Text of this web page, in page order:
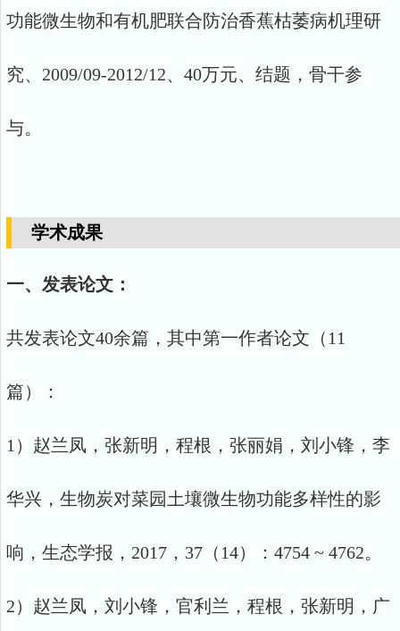
功能微生物和有机肥联合防治香蕉枯萎病机理研
究、2009/09-2012/12、40万元、结题，骨干参
与。
学术成果
一、发表论文：
共发表论文40余篇，其中第一作者论文（11
篇）：
1）赵兰凤，张新明，程根，张丽娟，刘小锋，李
华兴，生物炭对菜园土壤微生物功能多样性的影
响，生态学报，2017，37（14）：4754 ~ 4762。
2）赵兰凤，刘小锋，官利兰，程根，张新明，广